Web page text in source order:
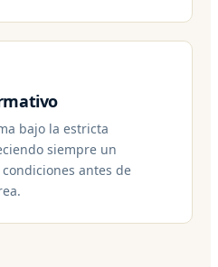
bajo la estricta
siempre un
antes de